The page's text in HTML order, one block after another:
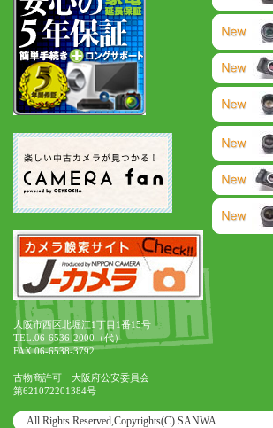
大阪市西区北堀江1丁目1番15号
TEL.06-6536-2000（代）
FAX.06-6538-3792
古物商許可 大阪府公安委員会
第621072201384号
All Rights Reserved,Copyrights(C) SANWA